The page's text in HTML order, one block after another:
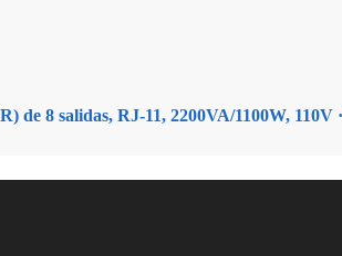
8 salidas, RJ-11, 2200VA/1100W, 110V